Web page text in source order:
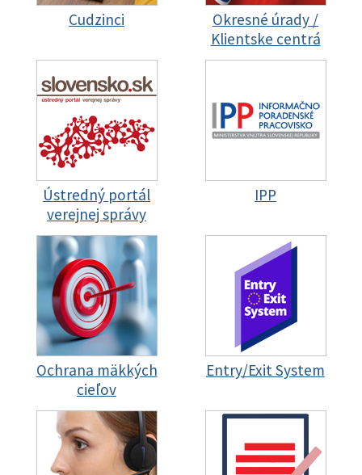
Cudzinci
Okresné úrady /
Klientske centrá
Ústredný portál
verejnej správy
IPP
Ochrana mäkkých
cieľov
Entry/Exit System